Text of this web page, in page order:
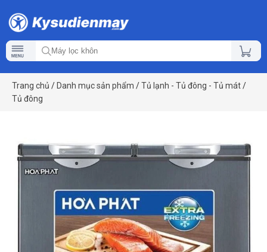
Trang chủ / Danh mục sản phẩm /Tủ lạnh - Tủ đông - Tủ mát/
Tủ đông